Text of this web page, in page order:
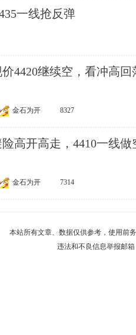
一线抢反弹
价4420继续空，看冲高回
金石为开 8327
险高开高走，4410一线做
金石为开 7314
本站所有文章、数据仅供参考，使用前
违法和不良信息举报邮箱